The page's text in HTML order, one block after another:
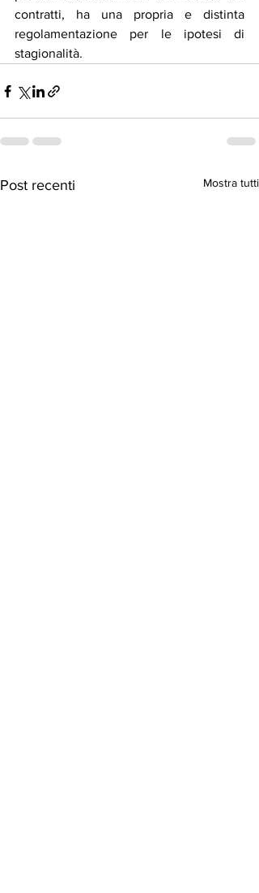
contratti, ha una propria e distinta
regolamentazione per le ipotesi di
stagionalità.
Post recenti Mostra tutti